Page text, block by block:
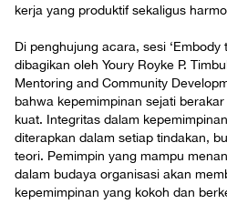
kerja yang produktif sekaligus
Di penghujung acara, sesi ‘Embody
dibagikan oleh Youry Royke P.
Mentoring and Community
bahwa kepemimpinan sejati
kuat. Integritas dalam
diterapkan dalam setiap tindakan,
teori. Pemimpin yang mampu
dalam budaya organisasi akan
kepemimpinan yang kokoh dan